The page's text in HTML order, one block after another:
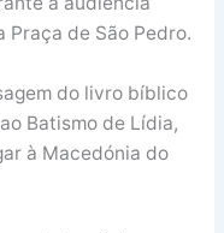
Praça de São Pedro.
do livro bíblico
Batismo de Lídia,
à Macedónia do